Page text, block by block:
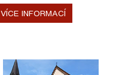
VÍCE INFORMACÍ